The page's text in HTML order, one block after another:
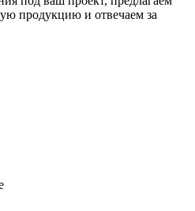
продукцию и отвечаем за